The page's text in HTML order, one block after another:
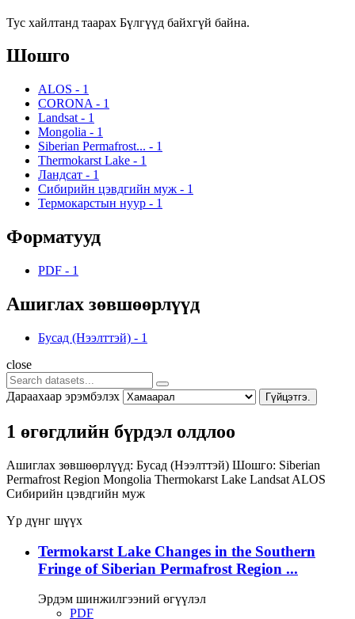
Тус хайлтанд таарах Бүлгүүд байхгүй байна.
Шошго
ALOS - 1
CORONA - 1
Landsat - 1
Mongolia - 1
Siberian Permafrost... - 1
Thermokarst Lake - 1
Ландсат - 1
Сибирийн цэвдгийн муж - 1
Термокарстын нуур - 1
Форматууд
PDF - 1
Ашиглах зөвшөөрлүүд
Бусад (Нээлттэй) - 1
close
Дараахаар эрэмбэлэх Гүйцэтгэ.
1 өгөгдлийн бүрдэл олдлоо
Ашиглах зөвшөөрлүүд: Бусад (Нээлттэй) Шошго: Siberian
Permafrost Region Mongolia Thermokarst Lake Landsat ALOS
Сибирийн цэвдгийн муж
Үр дүнг шүүх
Termokarst Lake Changes in the Southern
Fringe of Siberian Permafrost Region ...
Эрдэм шинжилгээний өгүүлэл
PDF